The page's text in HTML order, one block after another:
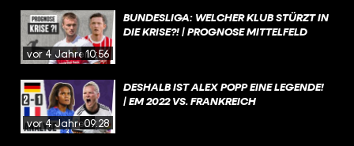
vor 4 Jahren10:56
BUNDESLIGA: WELCHER KLUB STÜRZT IN
DIE KRISE?! | PROGNOSE MITTELFELD
vor 4 Jahren09:28
DESHALB IST ALEX POPP EINE LEGENDE!
| EM 2022 VS. FRANKREICH